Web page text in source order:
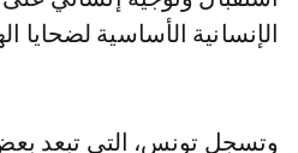
الإنسانية الأساسية لضحايا